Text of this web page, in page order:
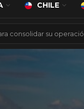
CHILE
mil millones de dólares